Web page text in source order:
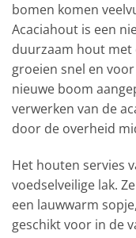
bomen komen
Acaciahout is een
duurzaam hout met
groeien snel en
nieuwe boom
verwerken van de
door de overheid
Het houten servies
voedselveilige lak.
een lauwwarm
geschikt voor in de